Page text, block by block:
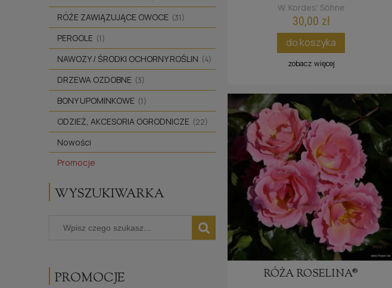
RÓŻE ZAWIĄZUJĄCE OWOCE (31)
PERGOLE (1)
NAWOZY / ŚRODKI OCHORNY ROŚLIN (4)
DRZEWA OZDOBNE (3)
BONY UPOMINKOWE (1)
ODZIEŻ, AKCESORIA OGRODNICZE (22)
Nowości
Promocje
WYSZUKIWARKA
PROMOCJE
choroby.
W. Kordes' Söhne
30,00 zł
do koszyka
zobacz więcej
RÓŻA ROSELINA®